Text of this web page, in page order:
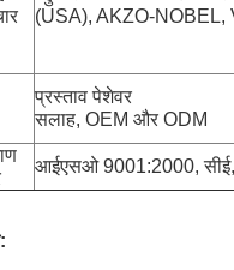
(USA), AKZO-NOBEL,
प्रस्ताव पेशेवर
सलाह, OEM और ODM
आईएसओ 9001:2000,